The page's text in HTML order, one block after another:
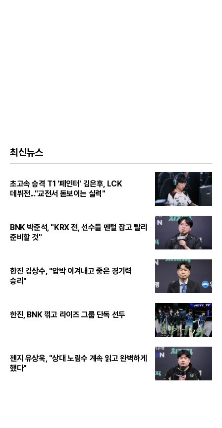
최신뉴스
초고속 승격 T1 '페인터' 김은후, LCK
데뷔전..."교전서 돋보이는 실력"
BNK 박준석, "KRX 전, 선수들 멘털 잡고 빨리
준비할 것"
한진 김상수, "압박 이겨내고 좋은 경기력
승리"
한진, BNK 꺾고 라이즈 그룹 단독 선두
젠지 유상욱, "상대 노림수 계속 읽고 완벽하게
했다"